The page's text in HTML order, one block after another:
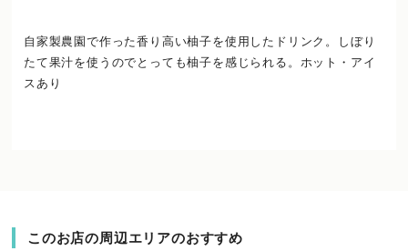
自家製農園で作った香り高い柚子を使用したドリンク。しぼり
たて果汁を使うのでとっても柚子を感じられる。ホット・アイ
スあり
このお店の周辺エリアのおすすめ